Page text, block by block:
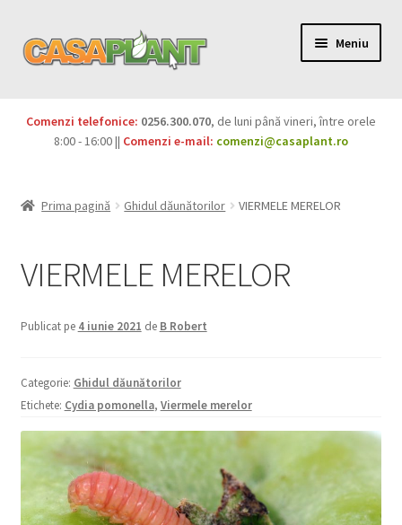
Meniu
Pesticide
Produse BIO
Igienă publică
Casa și grădina
Sere și solarii
Extinde
meniul
copil
Comenzi telefonice: 0256.300.070, de luni până vineri, între orele
8:00 - 16:00 || Comenzi e-mail: comenzi@casaplant.ro
Prima pagină Ghidul dăunătorilor VIERMELE MERELOR
VIERMELE MERELOR
Publicat pe 4 iunie 2021 de B Robert
Categorie: Ghidul dăunătorilor
Etichete: Cydia pomonella, Viermele merelor